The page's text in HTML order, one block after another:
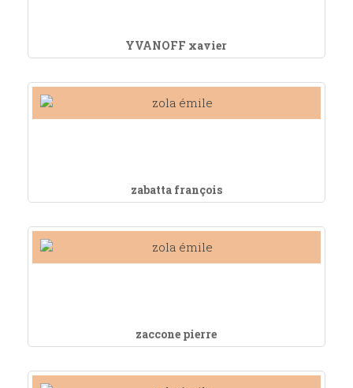
YVANOFF xavier
zabatta françois
zaccone pierre